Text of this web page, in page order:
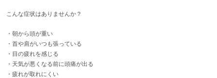
こんな症状はありませんか？
・朝から頭が重い
・首や肩がいつも張っている
・目の疲れを感じる
・天気が悪くなる前に頭痛が出る
・疲れが取れにくい